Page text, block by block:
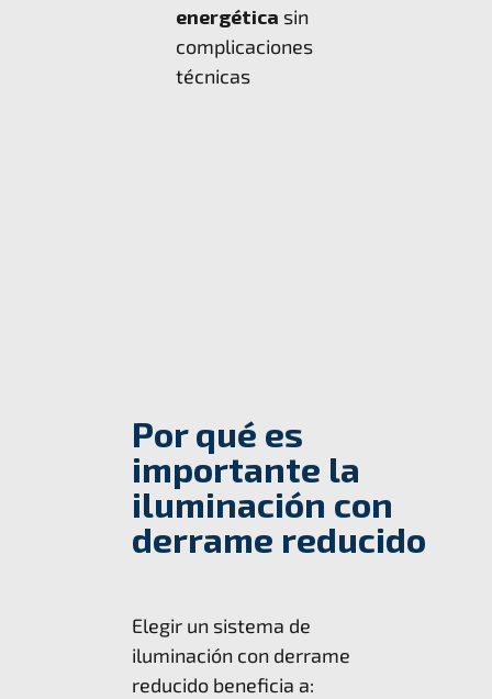
energética sin
complicaciones
técnicas
Por qué es
importante la
iluminación con
derrame reducido
Elegir un sistema de
iluminación con derrame
reducido beneficia a: